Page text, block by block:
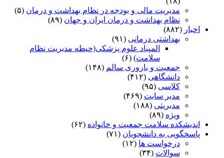
مدیریت مالی و بودجه در نظام بهداشت و درمان (۵)
نظام بهداشت و درمان ایران و جهان (۸۹)
اخبار (۸۸۲)
بهداشتی درمانی (۹۱)
المپیاد علوم پزشکی(حیطه مدیریت نظام
سلامت) (۶)
جمعیت و باروری سالم (۱۴۸)
دانشگاهی (۴۱۲)
کلاسی (۹۵)
مدیر سایت (۴۶۹)
مدیریتی (۱۸۸)
ویژه (۸۹)
اندیشکده سلامت جمعیت و خانواده (۶۲)
پاسخگویی به دانشجویان (۷۱)
درخواست ها (۱۲)
سوالات (۳۴)